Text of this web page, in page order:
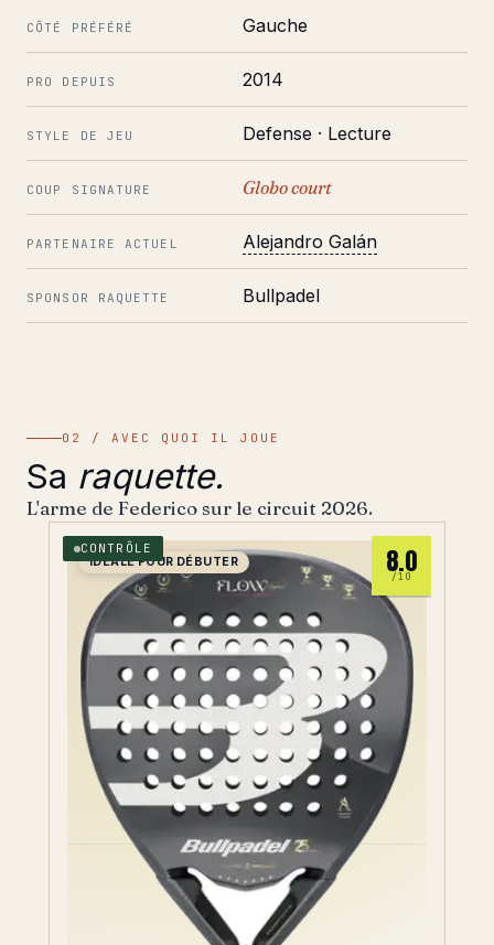
CÔTÉ PRÉFÉRÉ Gauche
PRO DEPUIS 2014
STYLE DE JEU Defense · Lecture
COUP SIGNATURE Globo court
PARTENAIRE ACTUEL Alejandro Galán
SPONSOR RAQUETTE Bullpadel
02 / AVEC QUOI IL JOUE
Sa raquette.
L'arme de Federico sur le circuit 2026.
IDÉALE POUR DÉBUTER
CONTRÔLE 8.0
/10